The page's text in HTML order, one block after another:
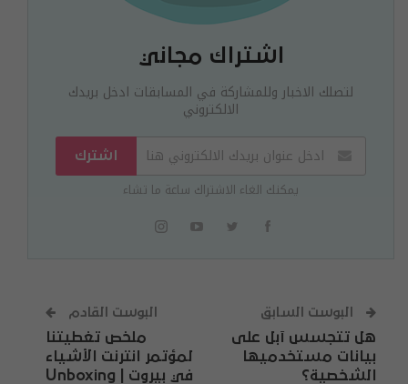
اشتراك مجاني
لتصلك الاخبار وللمشاركة في المسابقات ادخل بريدك
الالكتروني
اشترك
يمكنك الغاء الاشتراك ساعة ما تشاء
البوست السابق
هل تتجسس آبل على
بيانات مستخدميها
الشخصية؟
البوست القادم
ملخص تغطيتنا
لمؤتمر انترنت الأشياء
في بيروت | Unboxing